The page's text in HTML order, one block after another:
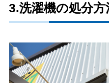
3.洗濯機の処分方